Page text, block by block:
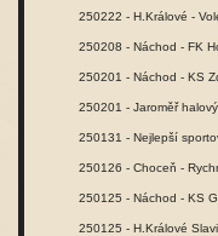
250222 - H.Králové -
250208 - Náchod - FK
250201 - Náchod - KS
250201 - Jaroměř
250131 - Nejlepší
250126 - Choceň -
250125 - Náchod - KS
250125 - H.Králové